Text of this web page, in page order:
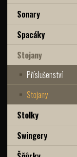
Sonary
Spacáky
Stojany
Příslušenství
Stojany
Stolky
Swingery